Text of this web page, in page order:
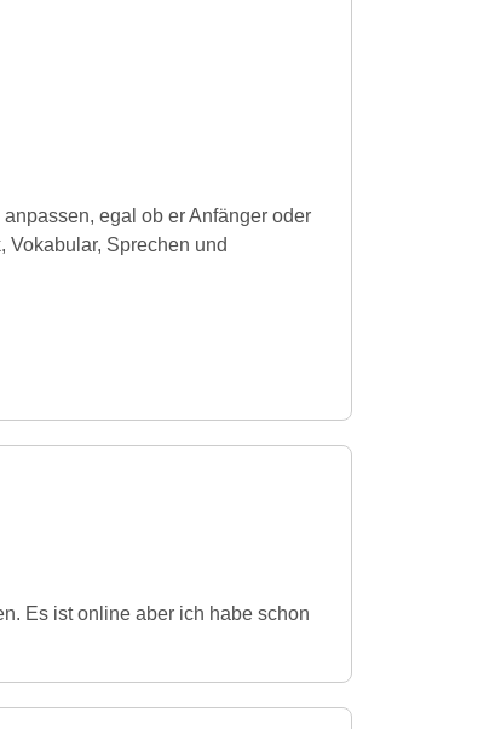
egal ob er Anfänger oder
Vokabular, Sprechen und
Es ist online aber ich habe schon